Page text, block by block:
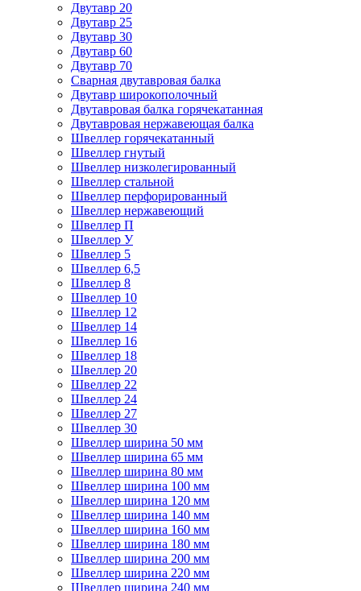
Двутавр 20
Двутавр 25
Двутавр 30
Двутавр 60
Двутавр 70
Сварная двутавровая балка
Двутавр широкополочный
Двутавровая балка горячекатанная
Двутавровая нержавеющая балка
Швеллер горячекатанный
Швеллер гнутый
Швеллер низколегированный
Швеллер стальной
Швеллер перфорированный
Швеллер нержавеющий
Швеллер П
Швеллер У
Швеллер 5
Швеллер 6,5
Швеллер 8
Швеллер 10
Швеллер 12
Швеллер 14
Швеллер 16
Швеллер 18
Швеллер 20
Швеллер 22
Швеллер 24
Швеллер 27
Швеллер 30
Швеллер ширина 50 мм
Швеллер ширина 65 мм
Швеллер ширина 80 мм
Швеллер ширина 100 мм
Швеллер ширина 120 мм
Швеллер ширина 140 мм
Швеллер ширина 160 мм
Швеллер ширина 180 мм
Швеллер ширина 200 мм
Швеллер ширина 220 мм
Швеллер ширина 240 мм